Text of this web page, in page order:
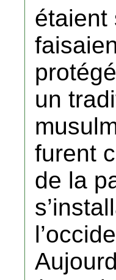
étaient
un
furent
de la